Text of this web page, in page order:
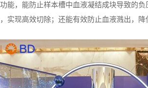
能，能防止样本槽中血液凝结成块导致的
实现高效切除；还能有效防止血液溅出，降